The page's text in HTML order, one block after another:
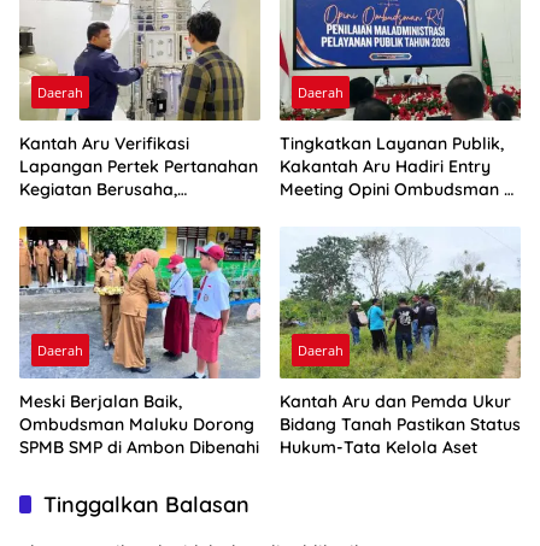
Daerah
Kantah Aru Verifikasi
Lapangan Pertek Pertanahan
Kegiatan Berusaha,
Daerah
Tingkatkan Layanan Publik,
Kakantah Aru Hadiri Entry
Meeting Opini Ombudsman RI
Daerah
Meski Berjalan Baik,
Ombudsman Maluku Dorong
SPMB SMP di Ambon Dibenahi
Daerah
Kantah Aru dan Pemda Ukur
Bidang Tanah Pastikan Status
Hukum-Tata Kelola Aset
Tinggalkan Balasan